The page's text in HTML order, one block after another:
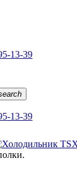
13-39
13-39